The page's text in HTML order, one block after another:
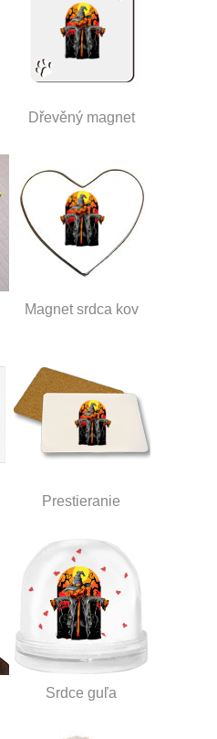
Dřevěný magnet
Magnet srdca kov
Prestieranie
Srdce guľa